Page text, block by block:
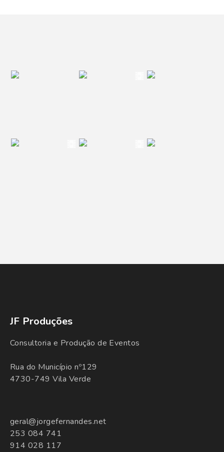
JF Produções
Consultoria e Produção de Eventos
Rua do Município nº129
4730-749 Vila Verde
geral@jorgefernandes.net
253 084 741
914 028 117